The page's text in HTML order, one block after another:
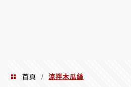
首頁 / 涼拌木瓜絲